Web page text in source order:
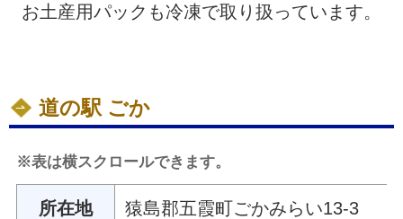
お土産用パックも冷凍で取り扱っています。
道の駅 ごか
※表は横スクロールできます。
所在地 猿島郡五霞町ごかみらい13-3